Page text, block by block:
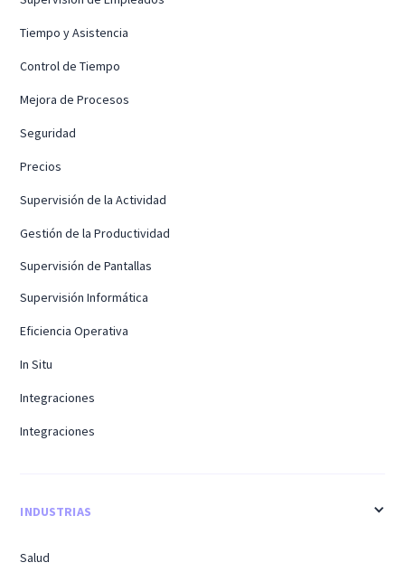
Tiempo y Asistencia
Control de Tiempo
Mejora de Procesos
Seguridad
Precios
Supervisión de la Actividad
Gestión de la Productividad
Supervisión de Pantallas
Supervisión Informática
Eficiencia Operativa
In Situ
Integraciones
Integraciones
INDUSTRIAS
Salud